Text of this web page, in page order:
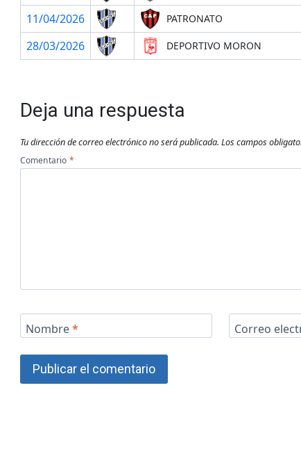
11/04/2026
PATRONATO
28/03/2026
DEPORTIVO MORON
Deja una respuesta
Tu dirección de correo electrónico no será publicada. Los campos
Comentario *
Nombre* Correo